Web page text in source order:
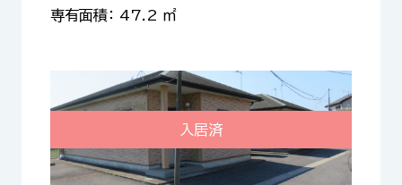
専有面積： 47.2 ㎡
入居済